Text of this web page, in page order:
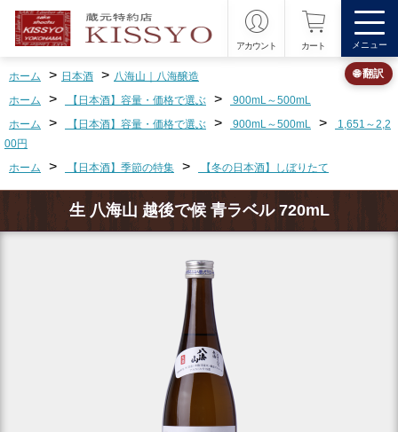
アカウント カート メニュー
ホーム > 日本酒 > 八海山｜八海醸造
ホーム
> 【日本酒】容量・価格で選ぶ >
900mL～500mL
ホーム
> 【日本酒】容量・価格で選ぶ > 900mL～500mL >
1,651～2,2
00円
ホーム
> 【日本酒】季節の特集 > 【冬の日本酒】しぼりたて
生 八海山 越後で候 青ラベル 720mL
🌐 翻訳